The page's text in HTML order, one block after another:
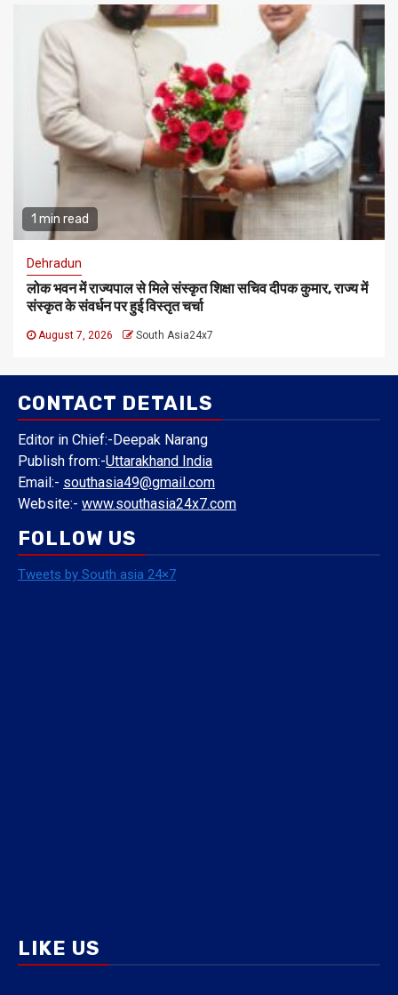
1 min read
Dehradun
लोक भवन में राज्यपाल से मिले संस्कृत शिक्षा सचिव दीपक कुमार, राज्य में
संस्कृत के संवर्धन पर हुई विस्तृत चर्चा
August 7, 2026 South Asia24x7
CONTACT DETAILS
Editor in Chief:-Deepak Narang
Publish from:-Uttarakhand India
Email:- southasia49@gmail.com
Website:- www.southasia24x7.com
FOLLOW US
Tweets by South asia 24×7
LIKE US